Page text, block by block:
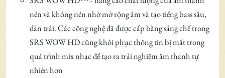
nén và không nén nhờ mở rộng âm và tạo tiếng bass sâu,
dàn trải. Các công nghệ đã được cấp bằng sáng chế trong
SRS WOW HD cũng khôi phục thông tin bị mất trong
quá trình mix nhạc để tạo ra trải nghiệm âm thanh tự
nhiên hơn